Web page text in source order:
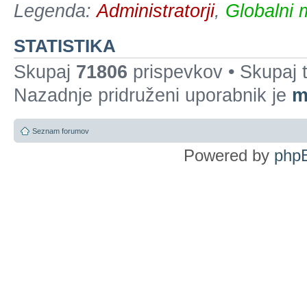
Legenda:Administratorji, Globalni
STATISTIKA
Skupaj 71806 prispevkov • Skupaj
Nazadnje pridruženi uporabnik je
Seznam forumov
Powered by